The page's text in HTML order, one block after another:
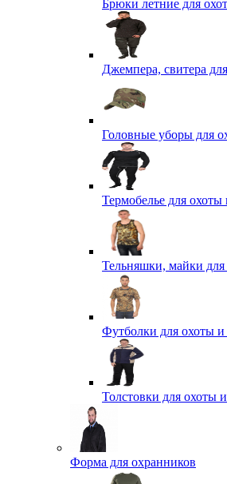
Брюки летние для
Джемпера, свитера
Головные уборы для
Термобелье для
Тельняшки, майки
Футболки для охоты
Толстовки для охоты
Форма для охранников